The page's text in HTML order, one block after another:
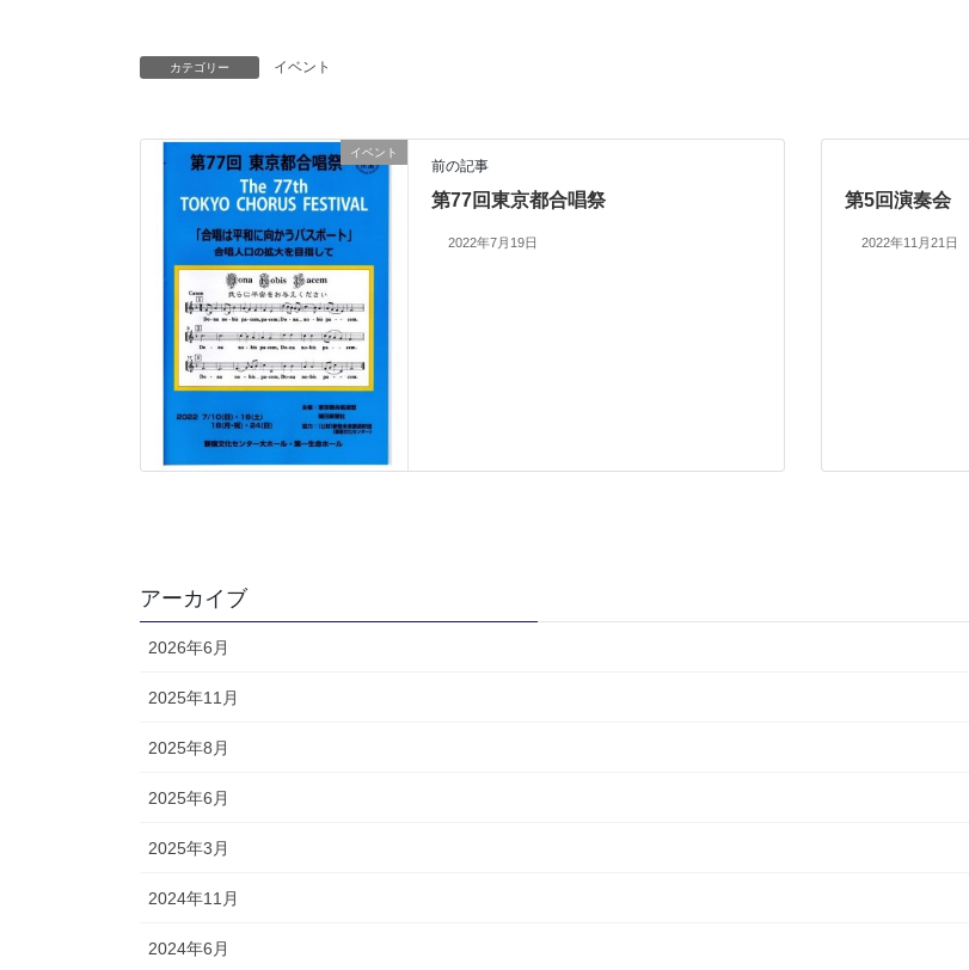
カテゴリー イベント
イベント
前の記事
第77回東京都合唱祭
2022年7月19日
第5回演奏会
2022年11月21日
アーカイブ
2026年6月
2025年11月
2025年8月
2025年6月
2025年3月
2024年11月
2024年6月